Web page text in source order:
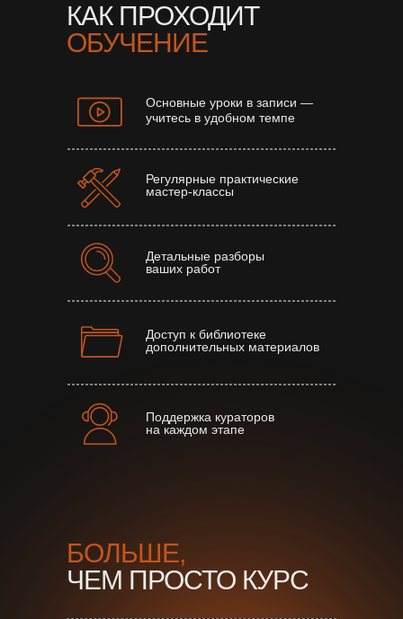
КАК ПРОХОДИТ
ОБУЧЕНИЕ
Основные уроки в записи —
учитесь в удобном темпе
Регулярные практические
мастер-классы
Поддержка кураторов
на каждом этапе
Детальные разборы
ваших работ
Доступ к библиотеке
дополнительных материалов
БОЛЬШЕ,
ЧЕМ ПРОСТО КУРС